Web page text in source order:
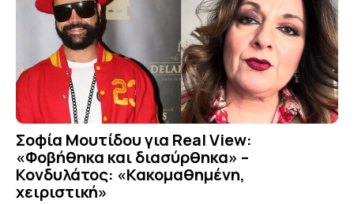
Σοφία Μουτίδου για Real View:
«Φοβήθηκα και διασύρθηκα» –
Κονδυλάτος: «Κακομαθημένη,
χειριστική»